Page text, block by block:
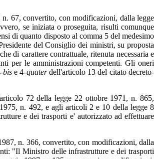
67, convertito, con modificazioni, dalla legge
se iniziata o proseguita, risulti comunque
di quanto disposto al comma 5 del medesimo
del Consiglio dei ministri, su proposta
di carattere contrattuale, ritenuta necessaria e
per le amministrazioni competenti. Gli oneri
bise 4-quaterdell'articolo 13 del citato decreto-
72 della legge 22 ottobre 1971, n. 865,
n. 492, e agli articoli 2 e 10 della legge 8
e dei trasporti e' autorizzato ad effettuare
n. 366, convertito, con modificazioni, dalla
"Il Ministro delle infrastrutture e dei trasporti